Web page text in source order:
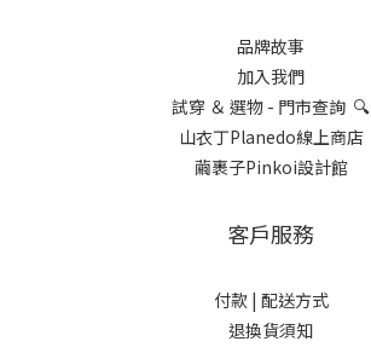
品牌故事
加入我們
試穿 ＆ 選物 - 門市查詢 🔍
山衣丁Planedo線上商店
繭裹子Pinkoi設計館
客戶服務
付款 | 配送方式
退換貨須知